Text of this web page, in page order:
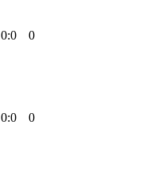
0:0 0
0:0 0